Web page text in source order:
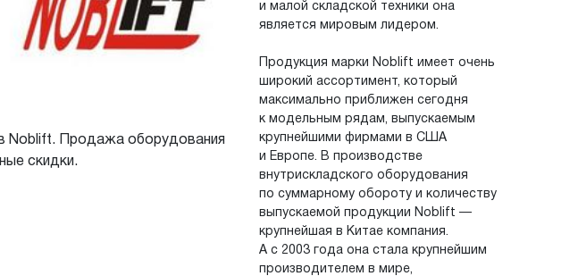
Noblift. Продажа оборудования
скидки.
и малой складской техники она
является мировым лидером.
Продукция марки Noblift имеет очень
широкий ассортимент, который
максимально приближен сегодня
к модельным рядам, выпускаемым
крупнейшими фирмами в США
и Европе. В производстве
внутрискладского оборудования
по суммарному обороту и количеству
выпускаемой продукции Noblift —
крупнейшая в Китае компания.
А с 2003 года она стала крупнейшим
производителем в мире,